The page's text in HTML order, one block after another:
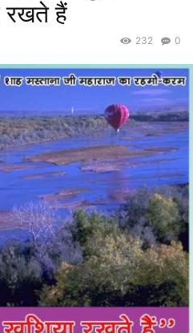
रखते हैं
0
232